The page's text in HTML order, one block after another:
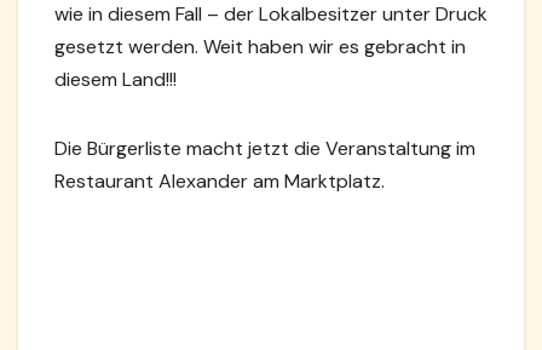
wie in diesem Fall – der Lokalbesitzer unter Druck
gesetzt werden. Weit haben wir es gebracht in
diesem Land!!!
Die Bürgerliste macht jetzt die Veranstaltung im
Restaurant Alexander am Marktplatz.